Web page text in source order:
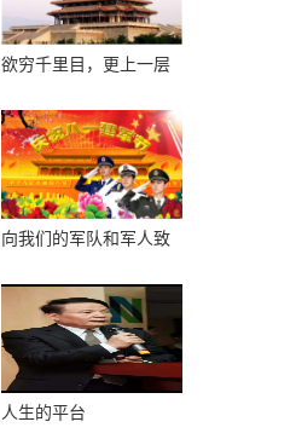
欲穷千里目，更上一层
向我们的军队和军人致
人生的平台